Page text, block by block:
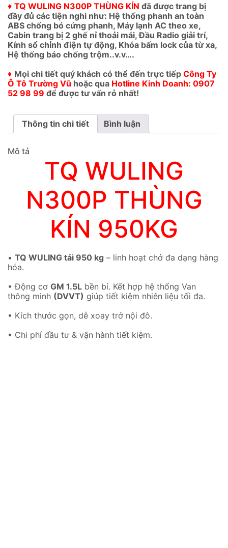
♦ TQ WULING N300P THÙNG KÍN đã được trang bị
đầy đủ các tiện nghi như: Hệ thống phanh an toàn
ABS chống bó cứng phanh, Máy lạnh AC theo xe,
Cabin trang bị 2 ghế nỉ thoải mái, Đầu Radio giải trí,
Kính sổ chỉnh điện tự động, Khóa bấm lock của từ xa,
Hệ thống báo chống trộm..v.v….
♦ Mọi chi tiết quý khách có thể đến trực tiếp Công Ty
Ô Tô Trường Vũ hoặc qua Hotline Kinh Doanh: 0907
52 98 99 để được tư vấn rỏ nhất!
Thông tin chi tiết Bình luận
Mô tả
TQ WULING
N300P THÙNG
KÍN 950KG
• TQ WULING tải 950 kg – linh hoạt chở đa dạng hàng
hóa.
• Động cơ GM 1.5L bền bỉ. Kết hợp hệ thống Van
thông minh (DVVT) giúp tiết kiệm nhiên liệu tối đa.
• Kích thước gọn, dễ xoay trở nội đô.
• Chi phí đầu tư & vận hành tiết kiệm.